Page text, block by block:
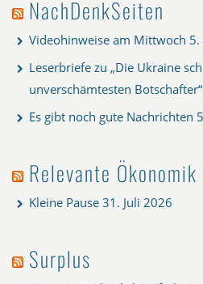
NachDenkSeiten
Videohinweise am Mittwoch
Leserbriefe zu „Die Ukraine
unverschämtesten Botschafter“
Es gibt noch gute Nachrichten
Relevante Ökonomik
Kleine Pause 31. Juli 2026
Surplus